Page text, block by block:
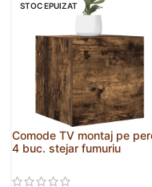
STOC EPUIZAT
Comode TV montaj pe
4 buc. stejar fumuriu